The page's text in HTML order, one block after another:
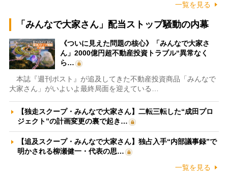
一覧を見る
「みんなで大家さん」配当ストップ騒動の内幕
《ついに見えた問題の核心》「みんなで大家さ
ん」2000億円超不動産投資トラブル“異常なく
ら…
本誌『週刊ポスト』が追及してきた不動産投資商品「みんなで
大家さん」がいよいよ最終局面を迎えている…
【独走スクープ・みんなで大家さん】二転三転した“成田プロ
ジェクト”の計画変更の裏で起き…
【追及スクープ・みんなで大家さん】独占入手“内部議事録”で
明かされる柳瀬健一・代表の思…
一覧を見る